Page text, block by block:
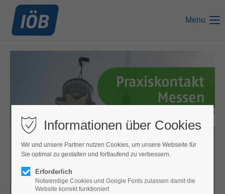
Menu
Informationen über Cookies
Wir und unsere Partner nutzen Cookies, um unsere Webseite für
Sie optimal zu gestalten und fortlaufend zu verbessern.
Erforderlich
Notwendige Cookies und Google Fonts zulassen damit die
Website korrekt funktioniert